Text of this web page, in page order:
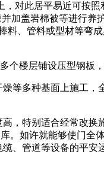
对此居平易近可按
加盖岩棉被等进行
、管料或型材等弯
楼层铺设压型钢板
多种基面上施工，
特别适合经常改换
如许就能够使门全
管道等设备的平安